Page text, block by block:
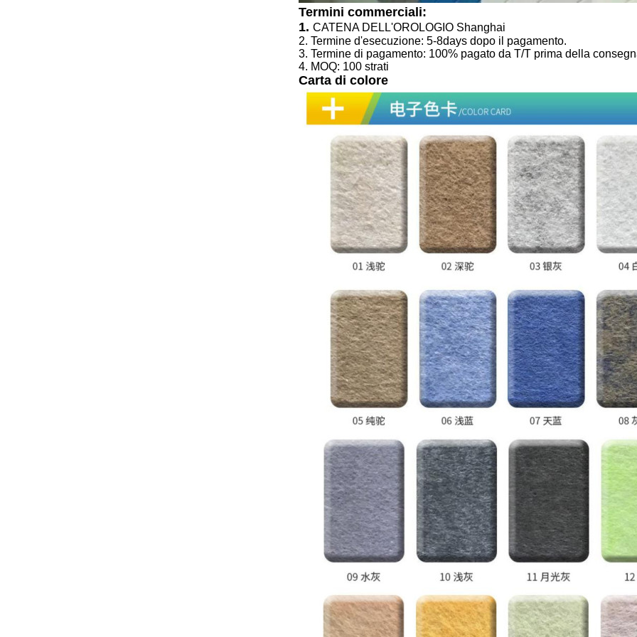
Termini commerciali:
1. CATENA DELL'OROLOGIO Shanghai
2. Termine d'esecuzione: 5-8days dopo il pagamento.
3. Termine di pagamento: 100% pagato da T/T prima della
4. MOQ: 100 strati
Carta di colore